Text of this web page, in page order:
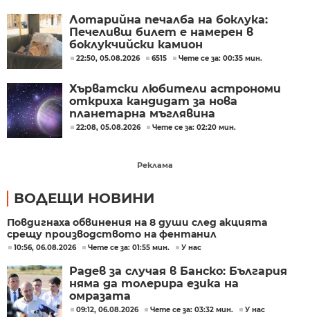
Лотарийна печалба на боклука:
Печеливш билет е намерен в
боклукчийски камион
22:50, 05.08.2026 6515 Чете се за: 00:35 мин.
Хърватски любители астрономи
откриха кандидат за нова
планетарна мъглявина
22:08, 05.08.2026 Чете се за: 02:20 мин.
Реклама
ВОДЕЩИ НОВИНИ
Повдигнаха обвинения на 8 души след акцията
срещу производството на фентанил
10:56, 06.08.2026 Чете се за: 01:55 мин. У нас
Радев за случая в Банско: България
няма да толерира езика на
омразата
09:12, 06.08.2026 Чете се за: 03:32 мин. У нас